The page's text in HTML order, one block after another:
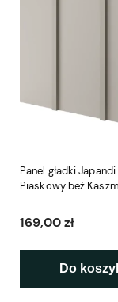
Panel gładki
Piaskowy beż
169,00 zł
Do